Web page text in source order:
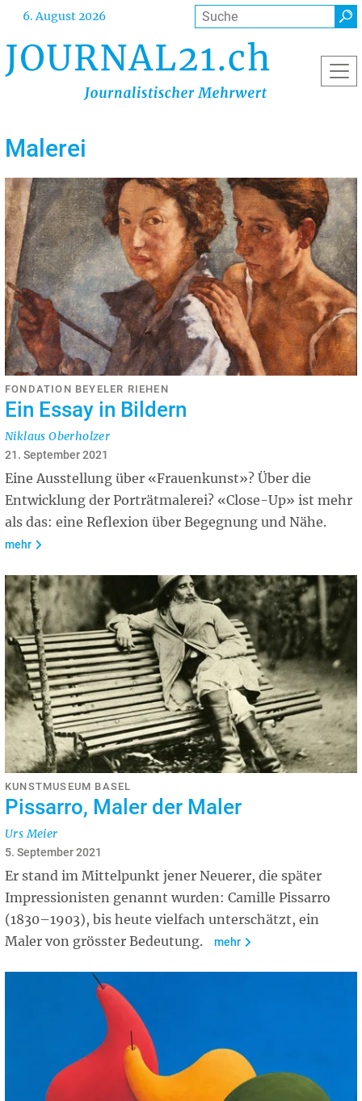
Direkt
Inhalt
6. August 2026 Suche
Malerei
FONDATION BEYELER RIEHEN
Ein Essay in Bildern
Niklaus Oberholzer
21. September 2021
Eine Ausstellung über «Frauenkunst»? Über die
Entwicklung der Porträtmalerei? «Close-Up» ist mehr
als das: eine Reflexion über Begegnung und Nähe.
mehr
KUNSTMUSEUM BASEL
Pissarro, Maler der Maler
Urs Meier
5. September 2021
Er stand im Mittelpunkt jener Neuerer, die später
Impressionisten genannt wurden: Camille Pissarro
(1830–1903), bis heute vielfach unterschätzt, ein
Maler von grösster Bedeutung.
mehr